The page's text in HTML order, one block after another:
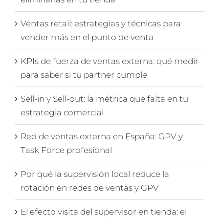
Ventas retail: estrategias y técnicas para
vender más en el punto de venta
KPIs de fuerza de ventas externa: qué medir
para saber si tu partner cumple
Sell-in y Sell-out: la métrica que falta en tu
estrategia comercial
Red de ventas externa en España: GPV y
Task Force profesional
Por qué la supervisión local reduce la
rotación en redes de ventas y GPV
El efecto visita del supervisor en tienda: el